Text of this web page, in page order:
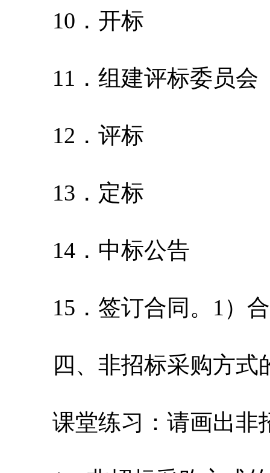
10．开标
11．组建评标委员会
12．评标
13．定标
14．中标公告
15．签订合同。1）合
四、非招标采购方式
课堂练习：请画出非